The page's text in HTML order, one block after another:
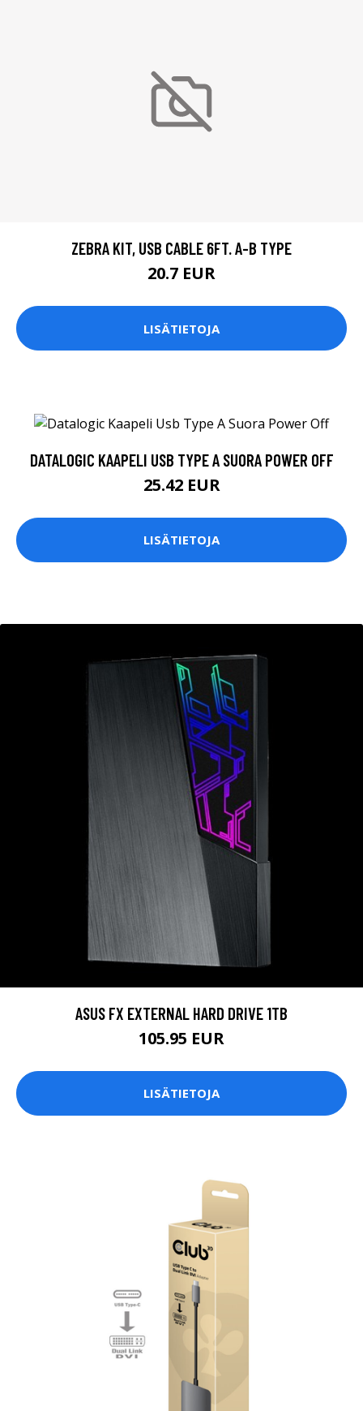
ZEBRA KIT, USB CABLE 6FT. A-B TYPE
20.7 EUR
LISÄTIETOJA
DATALOGIC KAAPELI USB TYPE A SUORA POWER OFF
25.42 EUR
LISÄTIETOJA
ASUS FX EXTERNAL HARD DRIVE 1TB
105.95 EUR
LISÄTIETOJA